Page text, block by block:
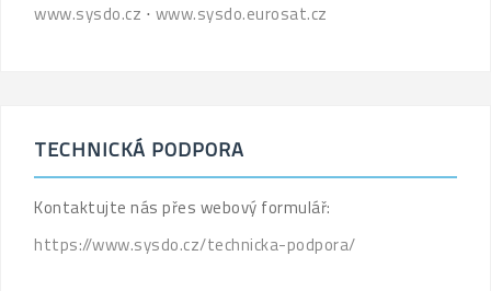
www.sysdo.cz ⋅ www.sysdo.eurosat.cz
TECHNICKÁ PODPORA
Kontaktujte nás přes webový formulář:
https://www.sysdo.cz/technicka-podpora/